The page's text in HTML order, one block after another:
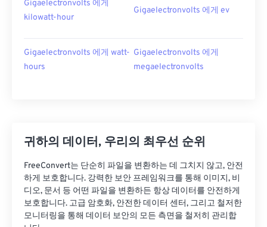
Gigaelectronvolts 에게
kilowatt-hour
Gigaelectronvolts 에게 ev
Gigaelectronvolts 에게 watt-
hours
Gigaelectronvolts 에게
megaelectronvolts
귀하의 데이터, 우리의 최우선 순위
FreeConvert는 단순히 파일을 변환하는 데 그치지 않고, 안전
하게 보호합니다. 강력한 보안 프레임워크를 통해 이미지, 비
디오, 문서 등 어떤 파일을 변환하든 항상 데이터를 안전하게
보호합니다. 고급 암호화, 안전한 데이터 센터, 그리고 철저한
모니터링을 통해 데이터 보안의 모든 측면을 철저히 관리합